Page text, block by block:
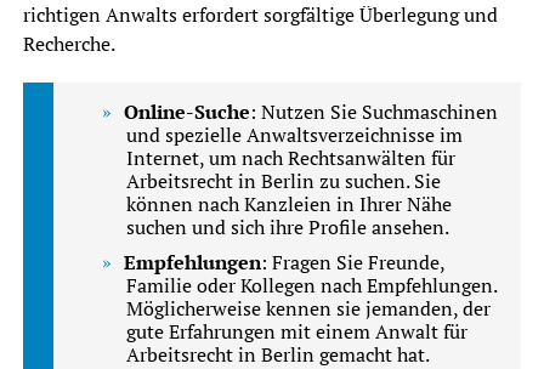
richtigen Anwalts erfordert sorgfältige Überlegung und
Recherche.
Online-Suche: Nutzen Sie Suchmaschinen
und spezielle Anwaltsverzeichnisse im
Internet, um nach Rechtsanwälten für
Arbeitsrecht in Berlin zu suchen. Sie
können nach Kanzleien in Ihrer Nähe
suchen und sich ihre Profile ansehen.
Empfehlungen: Fragen Sie Freunde,
Familie oder Kollegen nach Empfehlungen.
Möglicherweise kennen sie jemanden, der
gute Erfahrungen mit einem Anwalt für
Arbeitsrecht in Berlin gemacht hat.